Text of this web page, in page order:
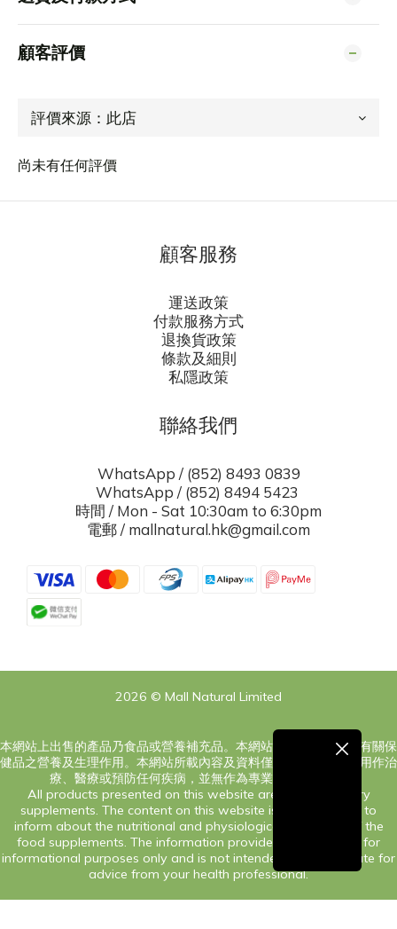
顧客評價
尚未有任何評價
顧客服務
運送政策
付款服務方式
退換貨政策
條款及細則
私隱政策
聯絡我們
WhatsApp / (852) 8493 0839
WhatsApp / (852) 8494 5423
時間 / Mon - Sat 10:30am to 6:30pm
電郵 / mallnatural.hk@gmail.com
2026 © Mall Natural Limited
本網站上出售的產品乃食品或營養補充品。本網站之內容旨在告知有關保
健品之營養及生理作用。本網站所載內容及資料僅供參考，絕對非用作治
療、醫療或預防任何疾病，並無作為專業意見之意圖。
All products presented on this website are food or dietary
supplements. The content on this website is only intended to
inform about the nutritional and physiological processes of the
food supplements. The information provided on this site is for
informational purposes only and is not intended as a substitute for
advice from your health professional.